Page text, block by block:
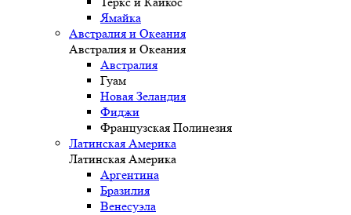
Ямайка
Австралия и Океания
Австралия и Океания
Австралия
Гуам
Новая Зеландия
Фиджи
Французская Полинезия
Латинская Америка
Латинская Америка
Аргентина
Бразилия
Венесуэла